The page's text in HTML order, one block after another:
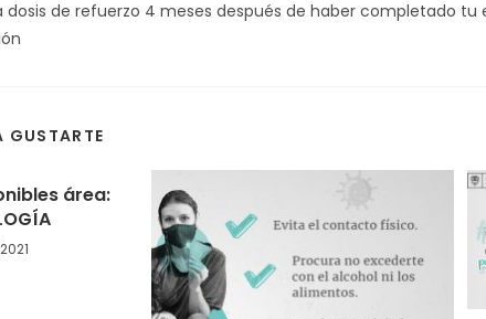
dosis de refuerzo 4 meses después de haber completado
GUSTARTE
área: